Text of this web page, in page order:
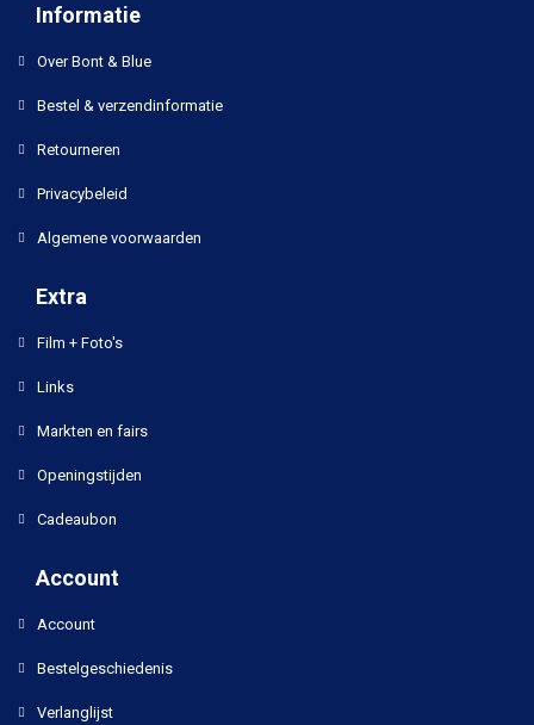
Informatie
Over Bont & Blue
Bestel & verzendinformatie
Retourneren
Privacybeleid
Algemene voorwaarden
Extra
Film + Foto's
Links
Markten en fairs
Openingstijden
Cadeaubon
Account
Account
Bestelgeschiedenis
Verlanglijst